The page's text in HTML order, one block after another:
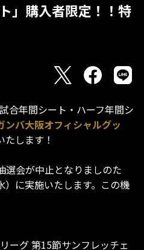
」購入者限定！！特
合年間シート・ハーフ年間シ
ンバ大阪オフィシャルグッ
たします！
選会が中止となりましのた
に実施いたします。この機
ーグ 第15節サンフレッチェ